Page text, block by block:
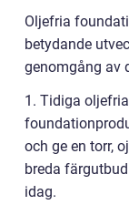
Oljefria
betydande
genomgång av
1. Tidiga
och ge en torr,
breda
idag.